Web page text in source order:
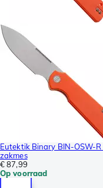
Eutektik Binary BIN-OSW-
zakmes
€ 87,99
Op voorraad